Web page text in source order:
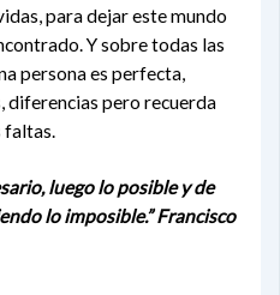
para dejar este mundo
Y sobre todas las
persona es perfecta,
diferencias pero recuerda
faltas.
luego lo posible y de
lo imposible.” Francisco